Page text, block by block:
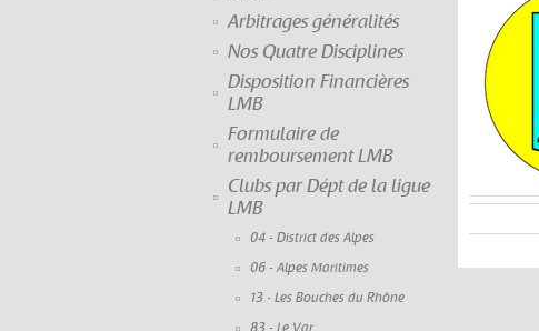
Arbitrages généralités
Nos Quatre Disciplines
Disposition Financières
LMB
Formulaire de
remboursement LMB
Clubs par Dépt de la ligue
LMB
04 - District des Alpes
06 - Alpes Maritimes
13 - Les Bouches du Rhône